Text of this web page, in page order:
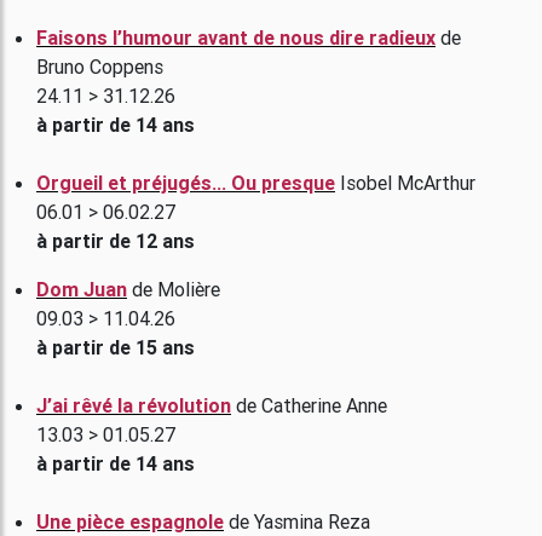
Faisons l’humour avant de nous dire radieux de
Bruno Coppens
24.11 > 31.12.26
à partir de 14 ans
Orgueil et préjugés... Ou presque Isobel McArthur
06.01 > 06.02.27
à partir de 12 ans
Dom Juan de Molière
09.03 > 11.04.26
à partir de 15 ans
J’ai rêvé la révolution de Catherine Anne
13.03 > 01.05.27
à partir de 14 ans
Une pièce espagnole de Yasmina Reza